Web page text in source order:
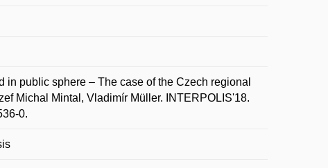
public sphere – The case of the Czech regional
Michal Mintal, Vladimír Müller. INTERPOLIS'18.
0.